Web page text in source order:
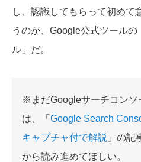
し、認識してもらって初めて
うのが、Google公式ツール
ル」だ。
※まだGoogleサーチコンソ
は、「 Google Search
キャプチャ付で解説 」の記
から読み進めてほしい。